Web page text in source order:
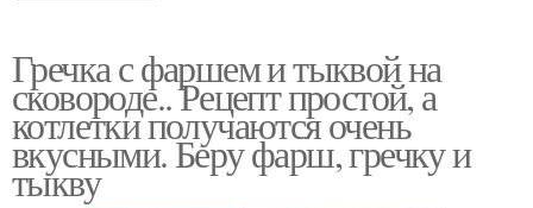
Гречка с фаршем и тыквой на
сковороде.. Рецепт простой, а
котлетки получаются очень
вкусными. Беру фарш, гречку и
тыкву